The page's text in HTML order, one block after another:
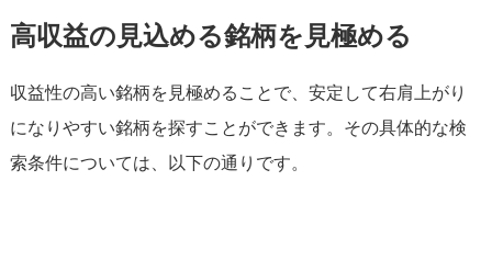
高収益の見込める銘柄を見極める
収益性の高い銘柄を見極めることで、安定して右肩上がり
になりやすい銘柄を探すことができます。その具体的な検
索条件については、以下の通りです。